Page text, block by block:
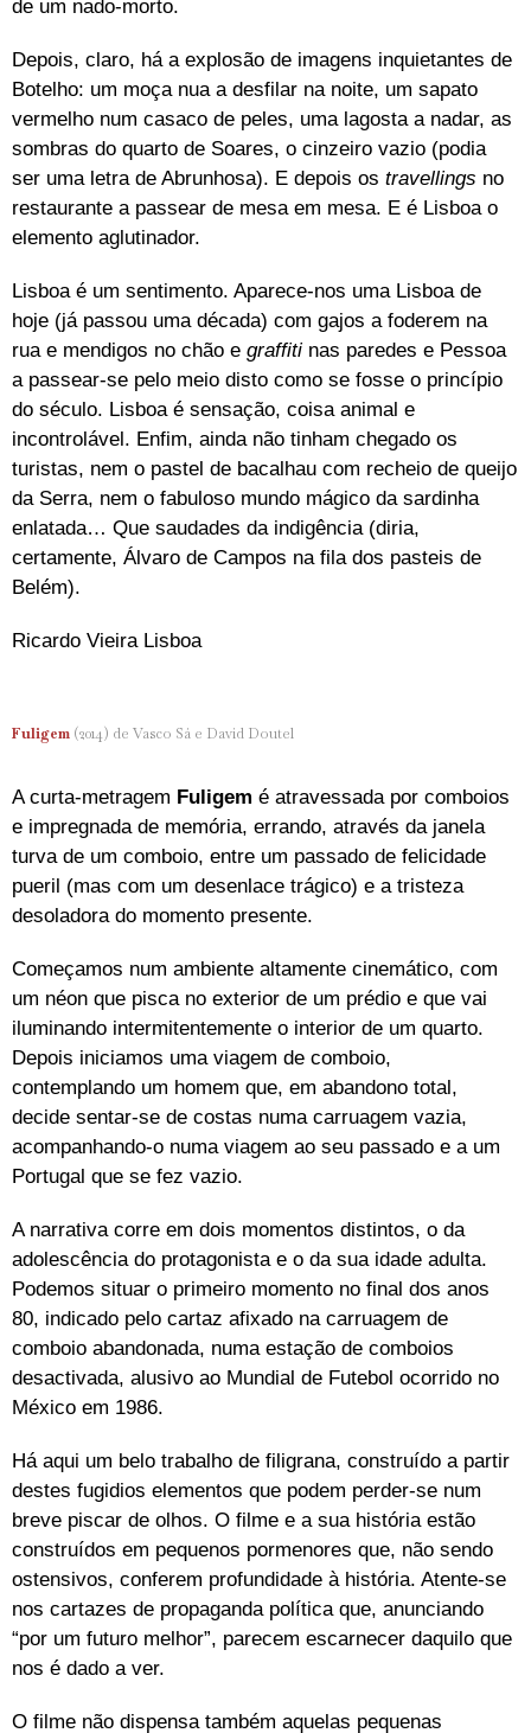
de um nado-morto.
Depois, claro, há a explosão de imagens inquietantes de
Botelho: um moça nua a desfilar na noite, um sapato
vermelho num casaco de peles, uma lagosta a nadar, as
sombras do quarto de Soares, o cinzeiro vazio (podia
ser uma letra de Abrunhosa). E depois os travellings no
restaurante a passear de mesa em mesa. E é Lisboa o
elemento aglutinador.
Lisboa é um sentimento. Aparece-nos uma Lisboa de
hoje (já passou uma década) com gajos a foderem na
rua e mendigos no chão e graffiti nas paredes e Pessoa
a passear-se pelo meio disto como se fosse o princípio
do século. Lisboa é sensação, coisa animal e
incontrolável. Enfim, ainda não tinham chegado os
turistas, nem o pastel de bacalhau com recheio de queijo
da Serra, nem o fabuloso mundo mágico da sardinha
enlatada… Que saudades da indigência (diria,
certamente, Álvaro de Campos na fila dos pasteis de
Belém).
Ricardo Vieira Lisboa
Fuligem (2014) de Vasco Sá e David Doutel
A curta-metragem Fuligem é atravessada por comboios
e impregnada de memória, errando, através da janela
turva de um comboio, entre um passado de felicidade
pueril (mas com um desenlace trágico) e a tristeza
desoladora do momento presente.
Começamos num ambiente altamente cinemático, com
um néon que pisca no exterior de um prédio e que vai
iluminando intermitentemente o interior de um quarto.
Depois iniciamos uma viagem de comboio,
contemplando um homem que, em abandono total,
decide sentar-se de costas numa carruagem vazia,
acompanhando-o numa viagem ao seu passado e a um
Portugal que se fez vazio.
A narrativa corre em dois momentos distintos, o da
adolescência do protagonista e o da sua idade adulta.
Podemos situar o primeiro momento no final dos anos
80, indicado pelo cartaz afixado na carruagem de
comboio abandonada, numa estação de comboios
desactivada, alusivo ao Mundial de Futebol ocorrido no
México em 1986.
Há aqui um belo trabalho de filigrana, construído a partir
destes fugidios elementos que podem perder-se num
breve piscar de olhos. O filme e a sua história estão
construídos em pequenos pormenores que, não sendo
ostensivos, conferem profundidade à história. Atente-se
nos cartazes de propaganda política que, anunciando
“por um futuro melhor”, parecem escarnecer daquilo que
nos é dado a ver.
O filme não dispensa também aquelas pequenas